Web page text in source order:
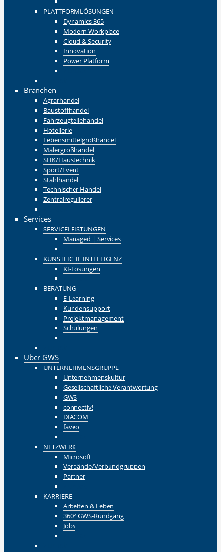
PLATTFORMLÖSUNGEN
Dynamics 365
Modern Workplace
Cloud & Security
Innovation
Power Platform
Branchen
Agrarhandel
Baustoffhandel
Fahrzeugteilehandel
Hotellerie
Lebensmittelgroßhandel
Malergroßhandel
SHK/Haustechnik
Sport/Event
Stahlhandel
Technischer Handel
Zentralregulierer
Services
SERVICELEISTUNGEN
Managed | Services
KÜNSTLICHE INTELLIGENZ
KI-Lösungen
BERATUNG
E-Learning
Kundensupport
Projektmanagement
Schulungen
Über GWS
UNTERNEHMENSGRUPPE
Unternehmenskultur
Gesellschaftliche Verantwortung
GWS
connectiv!
DIACOM
faveo
NETZWERK
Microsoft
Verbände/Verbundgruppen
Partner
KARRIERE
Arbeiten & Leben
360° GWS-Rundgang
Jobs